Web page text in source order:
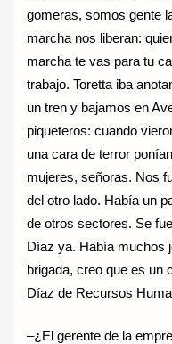
gomeras, somos gente
marcha nos liberan:
marcha te vas para tu
trabajo. Toretta iba
un tren y bajamos en
piqueteros: cuando
una cara de terror
mujeres, señoras. Nos
del otro lado. Había un
de otros sectores. Se
Díaz ya. Había muchos
brigada, creo que es un
Díaz de Recursos
–¿El gerente de la